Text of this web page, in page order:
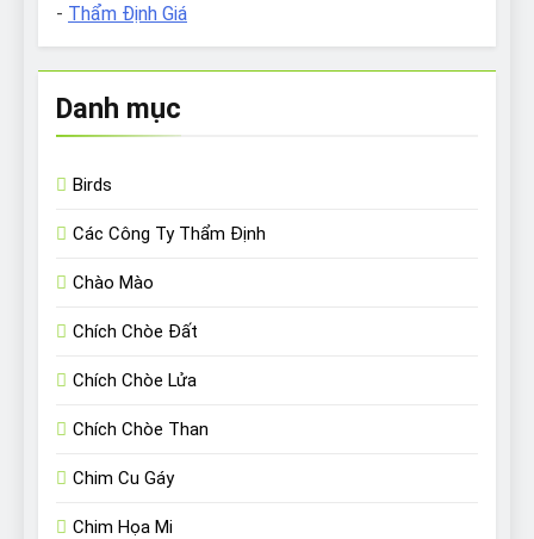
- Thẩm Định Giá
Danh mục
Birds
Các Công Ty Thẩm Định
Chào Mào
Chích Chòe Đất
Chích Chòe Lửa
Chích Chòe Than
Chim Cu Gáy
Chim Họa Mi